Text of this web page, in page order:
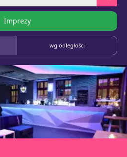
Imprezy
wg odległości